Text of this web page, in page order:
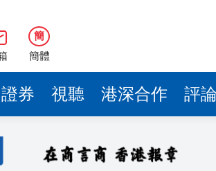
簡
簡體
證券 視聽 港深合作 評論